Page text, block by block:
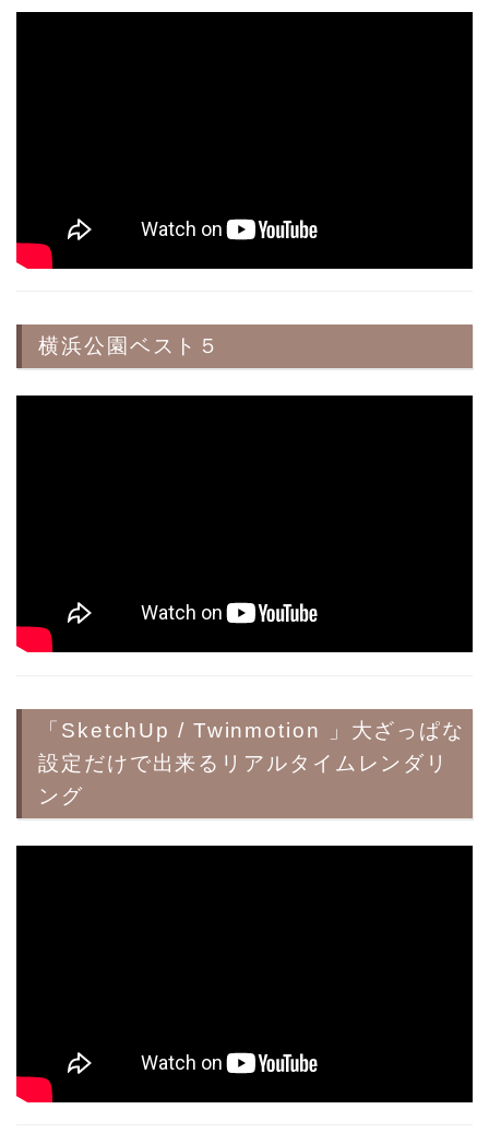
横浜公園ベスト５
「SketchUp / Twinmotion 」大ざっぱな
設定だけで出来るリアルタイムレンダリ
ング